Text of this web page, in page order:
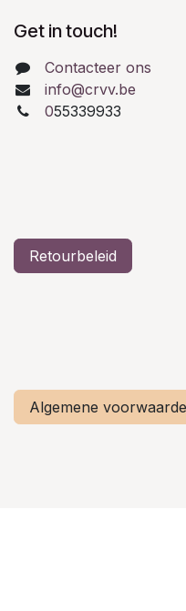
Get in touch!
Contacteer ons
info@crvv.be
055339933
Retourbeleid
Algemene